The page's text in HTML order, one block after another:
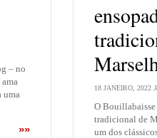
– no
uma
»»
18 JANEIRO, 2022
O Bouillabaisse
tradicional de
um dos